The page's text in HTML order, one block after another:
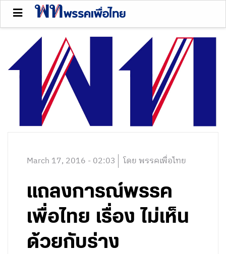
March 17, 2016 - 02:03 โดย พรรคเพื่อไทย
แถลงการณ์พรรค
เพื่อไทย เรื่อง ไม่เห็น
ด้วยกับร่าง